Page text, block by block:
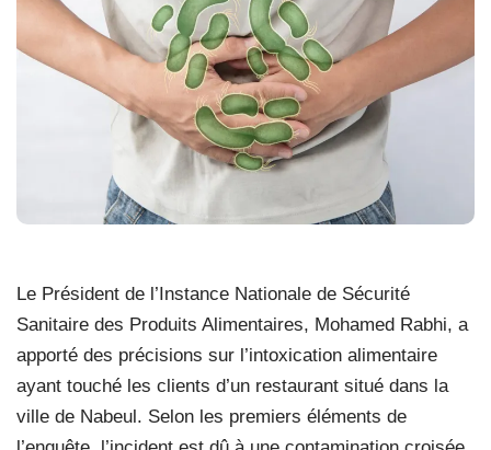
Le Président de l’Instance Nationale de Sécurité
Sanitaire des Produits Alimentaires, Mohamed Rabhi, a
apporté des précisions sur l’intoxication alimentaire
ayant touché les clients d’un restaurant situé dans la
ville de Nabeul. Selon les premiers éléments de